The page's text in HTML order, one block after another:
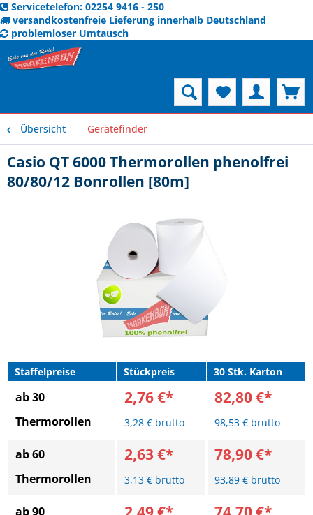
Servicetelefon: 02254 9416 - 250
versandkostenfreie Lieferung innerhalb Deutschland
problemloser Umtausch
Übersicht Gerätefinder
Casio QT 6000 Thermorollen phenolfrei
80/80/12 Bonrollen [80m]
Staffelpreise Stückpreis 30 Stk. Karton
ab 30
Thermorollen
2,76 €*
3,28 € brutto
82,80 €*
98,53 € brutto
ab 60
Thermorollen
2,63 €*
3,13 € brutto
78,90 €*
93,89 € brutto
ab 90